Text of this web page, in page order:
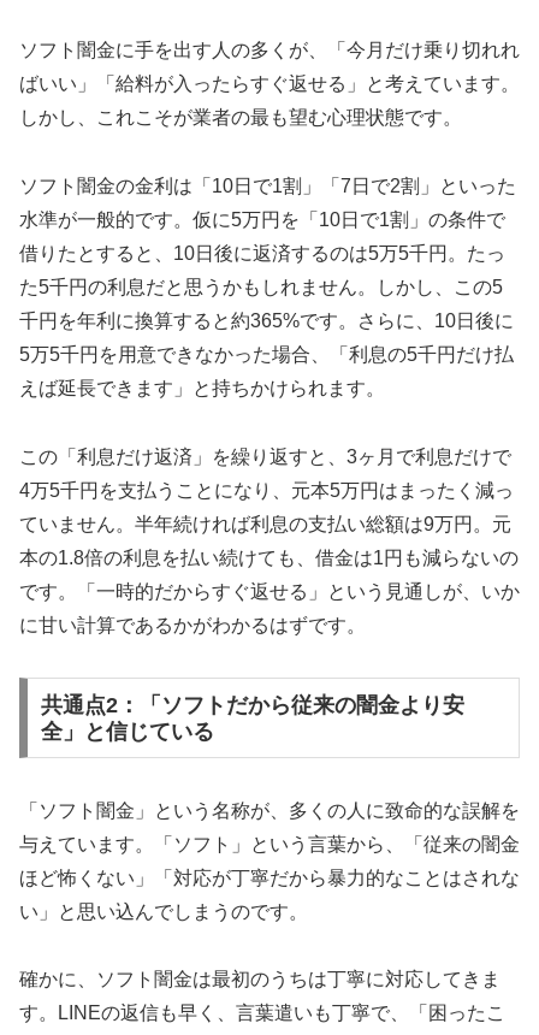
ソフト闇金に手を出す人の多くが、「今月だけ乗り切れれ
ばいい」「給料が入ったらすぐ返せる」と考えています。
しかし、これこそが業者の最も望む心理状態です。
ソフト闇金の金利は「10日で1割」「7日で2割」といった
水準が一般的です。仮に5万円を「10日で1割」の条件で
借りたとすると、10日後に返済するのは5万5千円。たっ
た5千円の利息だと思うかもしれません。しかし、この5
千円を年利に換算すると約365%です。さらに、10日後に
5万5千円を用意できなかった場合、「利息の5千円だけ払
えば延長できます」と持ちかけられます。
この「利息だけ返済」を繰り返すと、3ヶ月で利息だけで
4万5千円を支払うことになり、元本5万円はまったく減っ
ていません。半年続ければ利息の支払い総額は9万円。元
本の1.8倍の利息を払い続けても、借金は1円も減らないの
です。「一時的だからすぐ返せる」という見通しが、いか
に甘い計算であるかがわかるはずです。
共通点2：「ソフトだから従来の闇金より安
全」と信じている
「ソフト闇金」という名称が、多くの人に致命的な誤解を
与えています。「ソフト」という言葉から、「従来の闇金
ほど怖くない」「対応が丁寧だから暴力的なことはされな
い」と思い込んでしまうのです。
確かに、ソフト闇金は最初のうちは丁寧に対応してきま
す。LINEの返信も早く、言葉遣いも丁寧で、「困ったこ